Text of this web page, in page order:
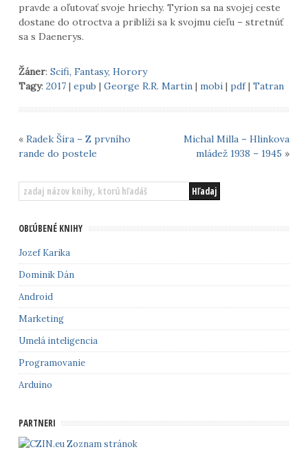
pravde a oľutovať svoje hriechy. Tyrion sa na svojej ceste
dostane do otroctva a priblíži sa k svojmu cieľu – stretnúť
sa s Daenerys.
Žáner: Scifi, Fantasy, Horory
Tagy: 2017| epub | George R.R. Martin | mobi| pdf| Tatran
« Radek Šíra – Z prvního
rande do postele
Michal Milla – Hlinkova
mládež 1938 – 1945 »
OBĽÚBENÉ KNIHY
Jozef Karika
Dominik Dán
Android
Marketing
Umelá inteligencia
Programovanie
Arduino
PARTNERI
Zoznam stránok